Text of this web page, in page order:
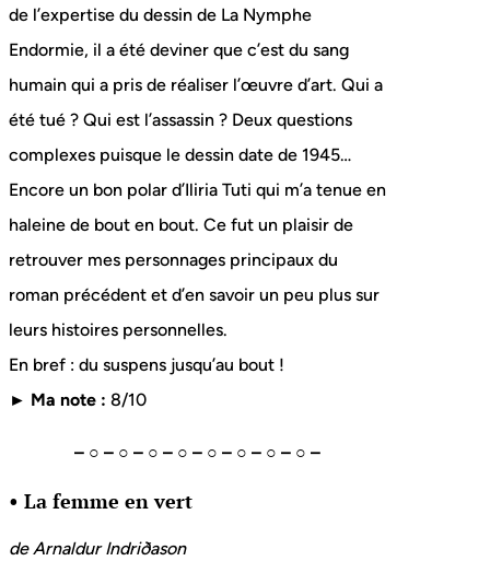
de l’expertise du dessin de La Nymphe
Endormie, il a été deviner que c’est du sang
humain qui a pris de réaliser l’œuvre d’art. Qui a
été tué ? Qui est l’assassin ? Deux questions
complexes puisque le dessin date de 1945…
Encore un bon polar d’Iliria Tuti qui m’a tenue en
haleine de bout en bout. Ce fut un plaisir de
retrouver mes personnages principaux du
roman précédent et d’en savoir un peu plus sur
leurs histoires personnelles.
En bref : du suspens jusqu’au bout !
► Ma note : 8/10
– ○ – ○ – ○ – ○ – ○ – ○ – ○ – ○ –
• La femme en vert
de Arnaldur Indriðason